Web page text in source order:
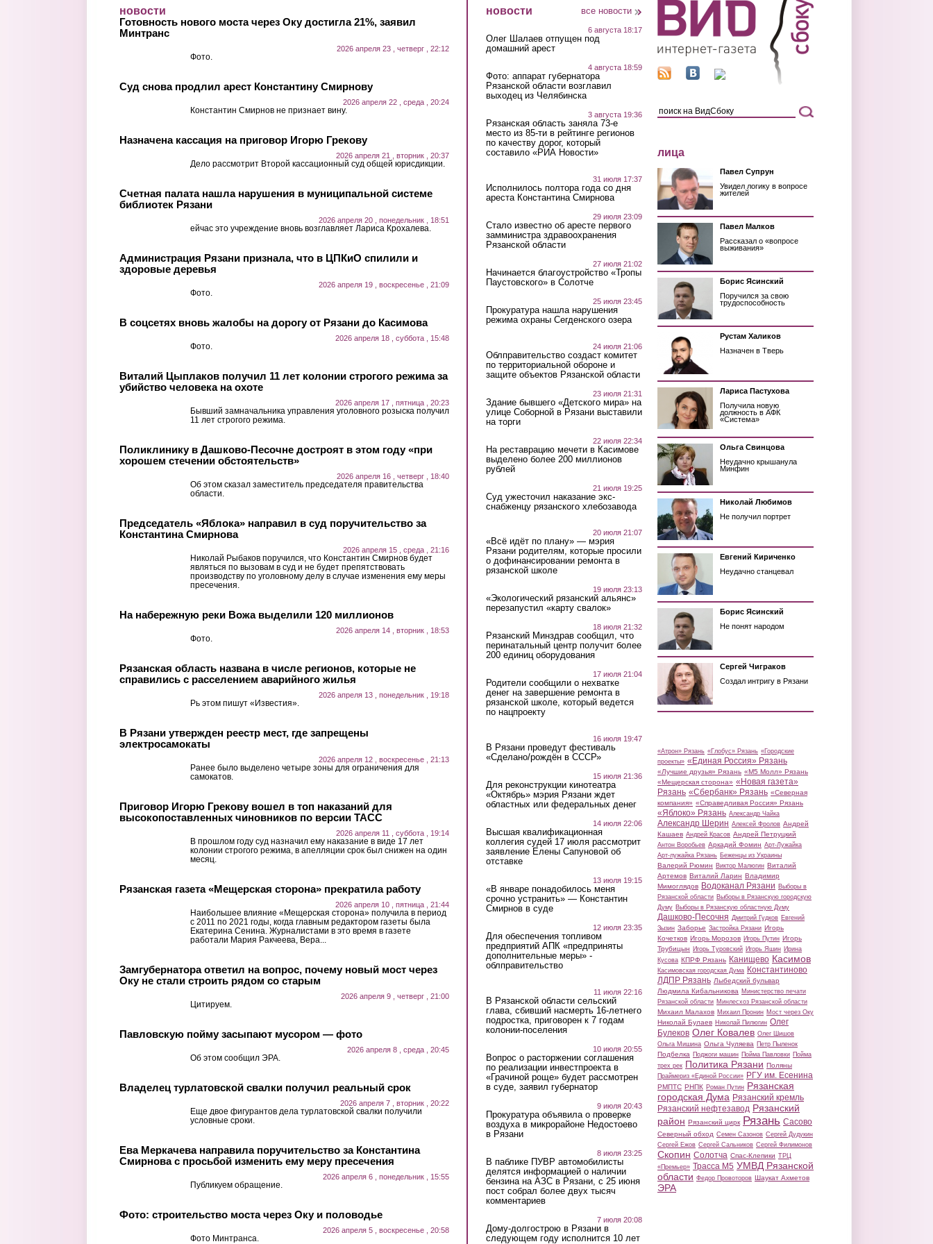
новости
Готовность нового моста через Оку достигла 21%, заявил
Минтранс
2026 апреля 23 , четверг , 22:12
Фото.
Суд снова продлил арест Константину Смирнову
2026 апреля 22 , среда , 20:24
Константин Смирнов не признает вину.
Назначена кассация на приговор Игорю Грекову
2026 апреля 21 , вторник , 20:37
Дело рассмотрит Второй кассационный суд общей юрисдикции.
Счетная палата нашла нарушения в муниципальной системе
библиотек Рязани
2026 апреля 20 , понедельник , 18:51
ейчас это учреждение вновь возглавляет Лариса Крохалева.
Администрация Рязани признала, что в ЦПКиО спилили и
здоровые деревья
2026 апреля 19 , воскресенье , 21:09
Фото.
В соцсетях вновь жалобы на дорогу от Рязани до Касимова
2026 апреля 18 , суббота , 15:48
Фото.
Виталий Цыплаков получил 11 лет колонии строгого режима за
убийство человека на охоте
2026 апреля 17 , пятница , 20:23
Бывший замначальника управления уголовного розыска получил
11 лет строгого режима.
Поликлинику в Дашково-Песочне достроят в этом году «при
хорошем стечении обстоятельств»
2026 апреля 16 , четверг , 18:40
Об этом сказал заместитель председателя правительства
области.
Председатель «Яблока» направил в суд поручительство за
Константина Смирнова
2026 апреля 15 , среда , 21:16
Николай Рыбаков поручился, что Константин Смирнов будет
являться по вызовам в суд и не будет препятствовать
производству по уголовному делу в случае изменения ему меры
пресечения.
На набережную реки Вожа выделили 120 миллионов
2026 апреля 14 , вторник , 18:53
Фото.
Рязанская область названа в числе регионов, которые не
справились с расселением аварийного жилья
2026 апреля 13 , понедельник , 19:18
Рь этом пишут «Известия».
В Рязани утвержден реестр мест, где запрещены
электросамокаты
2026 апреля 12 , воскресенье , 21:13
Ранее было выделено четыре зоны для ограничения для
самокатов.
Приговор Игорю Грекову вошел в топ наказаний для
высокопоставленных чиновников по версии ТАСС
2026 апреля 11 , суббота , 19:14
В прошлом году суд назначил ему наказание в виде 17 лет
колонии строгого режима, в апелляции срок был снижен на один
месяц.
Рязанская газета «Мещерская сторона» прекратила работу
2026 апреля 10 , пятница , 21:44
Наибольшее влияние «Мещерская сторона» получила в период
с 2011 по 2021 годы, когда главным редактором газеты была
Екатерина Сенина. Журналистами в это время в газете
работали Мария Ракчеева, Вера...
Замгубернатора ответил на вопрос, почему новый мост через
Оку не стали строить рядом со старым
2026 апреля 9 , четверг , 21:00
Цитируем.
Павловскую пойму засыпают мусором — фото
2026 апреля 8 , среда , 20:45
Об этом сообщил ЭРА.
Владелец турлатовской свалки получил реальный срок
2026 апреля 7 , вторник , 20:22
Еще двое фигурантов дела турлатовской свалки получили
условные сроки.
Ева Меркачева направила поручительство за Константина
Смирнова с просьбой изменить ему меру пресечения
2026 апреля 6 , понедельник , 15:55
Публикуем обращение.
Фото: строительство моста через Оку и половодье
2026 апреля 5 , воскресенье , 20:58
Фото Минтранса.
новости все новости
6 августа 18:17
Олег Шалаев отпущен под
домашний арест
4 августа 18:59
Фото: аппарат губернатора
Рязанской области возглавил
выходец из Челябинска
3 августа 19:36
Рязанская область заняла 73-е
место из 85-ти в рейтинге регионов
по качеству дорог, который
составило «РИА Новости»
31 июля 17:37
Исполнилось полтора года со дня
ареста Константина Смирнова
29 июля 23:09
Стало известно об аресте первого
замминистра здравоохранения
Рязанской области
27 июля 21:02
Начинается благоустройство «Тропы
Паустовского» в Солотче
25 июля 23:45
Прокуратура нашла нарушения
режима охраны Сегденского озера
24 июля 21:06
Облправительство создаст комитет
по территориальной обороне и
защите объектов Рязанской области
23 июля 21:31
Здание бывшего «Детского мира» на
улице Соборной в Рязани выставили
на торги
22 июля 22:34
На реставрацию мечети в Касимове
выделено более 200 миллионов
рублей
21 июля 19:25
Суд ужесточил наказание экс-
снабженцу рязанского хлебозавода
20 июля 21:07
«Всё идёт по плану» — мэрия
Рязани родителям, которые просили
о дофинансировании ремонта в
рязанской школе
19 июля 23:13
«Экологический рязанский альянс»
перезапустил «карту свалок»
18 июля 21:32
Рязанский Минздрав сообщил, что
перинатальный центр получит более
200 единиц оборудования
17 июля 21:04
Родители сообщили о нехватке
денег на завершение ремонта в
рязанской школе, который ведется
по нацпроекту
16 июля 19:47
В Рязани проведут фестиваль
«Сделано/рождён в СССР»
15 июля 21:36
Для реконструкции кинотеатра
«Октябрь» мэрия Рязани ждет
областных или федеральных денег
14 июля 22:06
Высшая квалификационная
коллегия судей 17 июля рассмотрит
заявление Елены Сапуновой об
отставке
13 июля 19:15
«В январе понадобилось меня
срочно устранить» — Константин
Смирнов в суде
12 июля 23:35
Для обеспечения топливом
предприятий АПК «предприняты
дополнительные меры» -
облправительство
11 июля 22:16
В Рязанской области сельский
глава, сбивший насмерть 16-летнего
подростка, приговорен к 7 годам
колонии-поселения
10 июля 20:55
Вопрос о расторжении соглашения
по реализации инвестпроекта в
«Грачиной роще» будет рассмотрен
в суде, заявил губернатор
9 июля 20:43
Прокуратура объявила о проверке
воздуха в микрорайоне Недостоево
в Рязани
8 июля 23:25
В паблике ПУВР автомобилисты
делятся информацией о наличии
бензина на АЗС в Рязани, с 25 июня
пост собрал более двух тысяч
комментариев
7 июля 20:08
Дому-долгострою в Рязани в
следующем году исполнится 10 лет
лица
Павел Супрун
Увидел логику в вопросе
жителей
Павел Малков
Рассказал о «вопросе
выживания»
Борис Ясинский
Поручился за свою
трудоспособность
Рустам Халиков
Назначен в Тверь
Лариса Пастухова
Получила новую
должность в АФК
«Система»
Ольга Свинцова
Неудачно крышанула
Минфин
Николай Любимов
Не получил портрет
Евгений Кириченко
Неудачно станцевал
Борис Ясинский
Не понят народом
Сергей Чиграков
Создал интригу в Рязани
«Атрон» Рязань «Глобус» Рязань «Городские
проекты» «Единая Россия» Рязань
«Лучшие друзья» Рязань «М5 Молл» Рязань
«Мещерская сторона» «Новая газета»
Рязань «Сбербанк» Рязань «Северная
компания» «Справедливая Россия» Рязань
«Яблоко» Рязань Александр Чайка
Александр Шерин Алексей Фролов Андрей
Кашаев Андрей Красов Андрей Петруцкий
Антон Воробьев Аркадий Фомин Арт-Лужайка
Арт-лужайка Рязань Беженцы из Украины
Валерий Рюмин Виктор Малюгин Виталий
Артемов Виталий Ларин Владимир
Мимоглядов Водоканал Рязани Выборы в
Рязанской области Выборы в Рязанскую городскую
Думу Выборы в Рязанскую областную Думу
Дашково-Песочня Дмитрий Гудков Евгений
Зызин Заборье Застройка Рязани Игорь
Кочетков Игорь Морозов Игорь Путин Игорь
Трубицын Игорь Туровский Игорь Яшин Ирина
Кусова КПРФ Рязань Канищево Касимов
Касимовская городская Дума Константиново
ЛДПР Рязань Лыбедский бульвар
Людмила Кибальникова Министерство печати
Рязанской области Минлесхоз Рязанской области
Михаил Малахов Михаил Пронин Мост через Оку
Николай Булаев Николай Пилюгин Олег
Булеков Олег Ковалев Олег Шишов
Ольга Мишина Ольга Чуляева Петр Пыленок
Подбелка Поджоги машин Пойма Павловки Пойма
трех рек Политика Рязани Поляны
Праймериз «Единой России» РГУ им. Есенина
РМПТС РНПК Роман Путин Рязанская
городская Дума Рязанский кремль
Рязанский нефтезавод Рязанский
район Рязанский цирк Рязань Сасово
Северный обход Семен Сазонов Сергей Дудукин
Сергей Ежов Сергей Сальников Сергей Филимонов
Скопин Солотча Спас-Клепики ТРЦ
«Премьер» Трасса М5 УМВД Рязанской
области Федор Провоторов Шаукат Ахметов
ЭРА